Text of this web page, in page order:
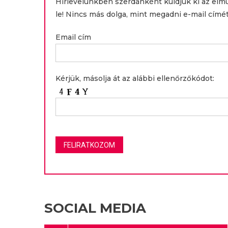
le! Nincs más dolga, mint megadni e-mail
Email cím
Kérjük, másolja át az alábbi ellenőrzőkódot:
SOCIAL MEDIA